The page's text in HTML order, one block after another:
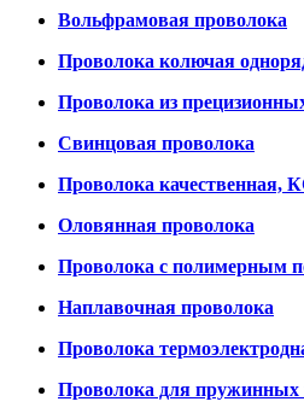
Вольфрамовая проволока
Проволока колючая
Проволока из
Свинцовая проволока
Проволока качественная,
Оловянная проволока
Проволока с полимерным
Наплавочная проволока
Проволока
Проволока для